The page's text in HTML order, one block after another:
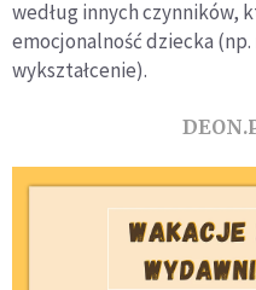
według innych czynników,
emocjonalność dziecka (np.
wykształcenie).